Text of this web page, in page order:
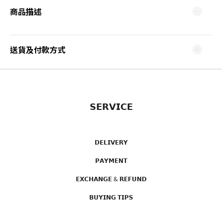
商品描述
送貨及付款方式
𝗦𝗘𝗥𝗩𝗜𝗖𝗘
𝗗𝗘𝗟𝗜𝗩𝗘𝗥𝗬
𝗣𝗔𝗬𝗠𝗘𝗡𝗧
𝗘𝗫𝗖𝗛𝗔𝗡𝗚𝗘 & 𝗥𝗘𝗙𝗨𝗡𝗗
𝗕𝗨𝗬𝗜𝗡𝗚 𝗧𝗜𝗣𝗦